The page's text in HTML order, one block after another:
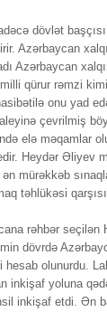
dövlət
Azərbaycan
Azərbaycan
qürur rəmzi
onu yad
çevrilmiş
elə məqamlar
Heydər Əliyev
mürəkkəb
təhlükəsi
rəhbər seçilən
dövrdə
hesab olunurdu.
inkişaf yoluna
inkişaf etdi. Ən